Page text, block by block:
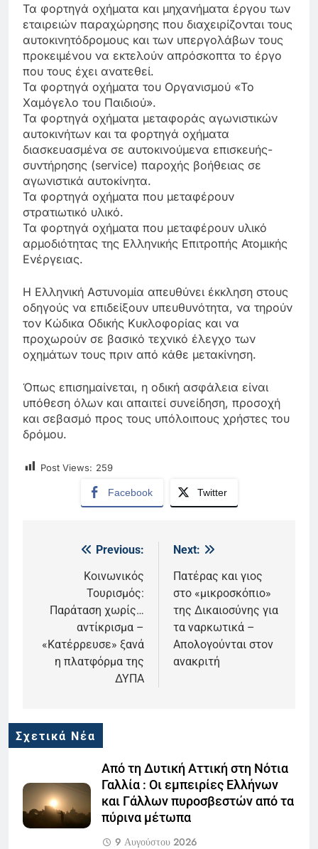
Τα φορτηγά οχήματα και μηχανήματα έργου των
εταιρειών παραχώρησης που διαχειρίζονται τους
αυτοκινητόδρομους και των υπεργολάβων τους
προκειμένου να εκτελούν απρόσκοπτα το έργο
που τους έχει ανατεθεί.
Τα φορτηγά οχήματα του Οργανισμού «Το
Χαμόγελο του Παιδιού».
Τα φορτηγά οχήματα μεταφοράς αγωνιστικών
αυτοκινήτων και τα φορτηγά οχήματα
διασκευασμένα σε αυτοκινούμενα επισκευής-
συντήρησης (service) παροχής βοήθειας σε
αγωνιστικά αυτοκίνητα.
Τα φορτηγά οχήματα που μεταφέρουν
στρατιωτικό υλικό.
Τα φορτηγά οχήματα που μεταφέρουν υλικό
αρμοδιότητας της Ελληνικής Επιτροπής Ατομικής
Ενέργειας.
Η Ελληνική Αστυνομία απευθύνει έκκληση στους
οδηγούς να επιδείξουν υπευθυνότητα, να τηρούν
τον Κώδικα Οδικής Κυκλοφορίας και να
προχωρούν σε βασικό τεχνικό έλεγχο των
οχημάτων τους πριν από κάθε μετακίνηση.
Όπως επισημαίνεται, η οδική ασφάλεια είναι
υπόθεση όλων και απαιτεί συνείδηση, προσοχή
και σεβασμό προς τους υπόλοιπους χρήστες του
δρόμου.
Post Views: 259
Facebook Twitter
Πλοήγηση
άρθρων
Previous:
Κοινωνικός
Τουρισμός:
Παράταση χωρίς…
αντίκρισμα –
«Κατέρρευσε» ξανά
η πλατφόρμα της
ΔΥΠΑ
Next:
Πατέρας και γιος
στο «μικροσκόπιο»
της Δικαιοσύνης για
τα ναρκωτικά –
Απολογούνται στον
ανακριτή
Σχετικά Νέα
Από τη Δυτική Αττική στη Νότια
Γαλλία : Οι εμπειρίες Ελλήνων
και Γάλλων πυροσβεστών από τα
πύρινα μέτωπα
9 Αυγούστου 2026